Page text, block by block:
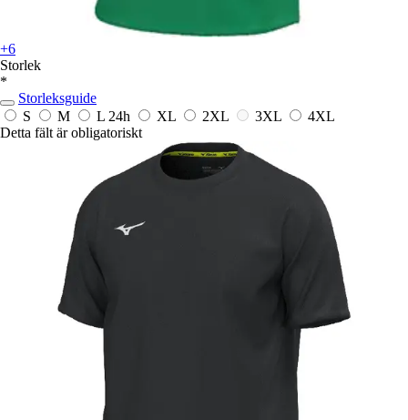
+6
Storlek
*
Storleksguide
S
M L 24h XL 2XL 3XL
4XL
Detta fält är obligatoriskt